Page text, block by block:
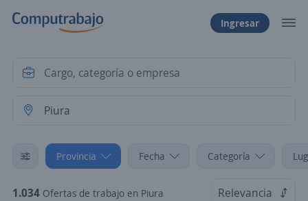
Ingresar
Provincia Fecha Categoría
1.034 Ofertas de trabajo en Piura Relevancia